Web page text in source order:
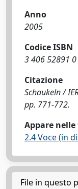
Anno
2005
Codice ISBN
3 406 52891 0
Citazione
Schaukeln /
pp. 771-772.
Appare
2.4 Voce (in
File in questo